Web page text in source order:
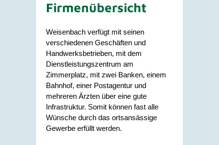
Firmenübersicht
Weisenbach verfügt mit seinen
verschiedenen Geschäften und
Handwerksbetrieben, mit dem
Dienstleistungszentrum am
Zimmerplatz, mit zwei Banken, einem
Bahnhof, einer Postagentur und
mehreren Ärzten über eine gute
Infrastruktur. Somit können fast alle
Wünsche durch das ortsansässige
Gewerbe erfüllt werden.